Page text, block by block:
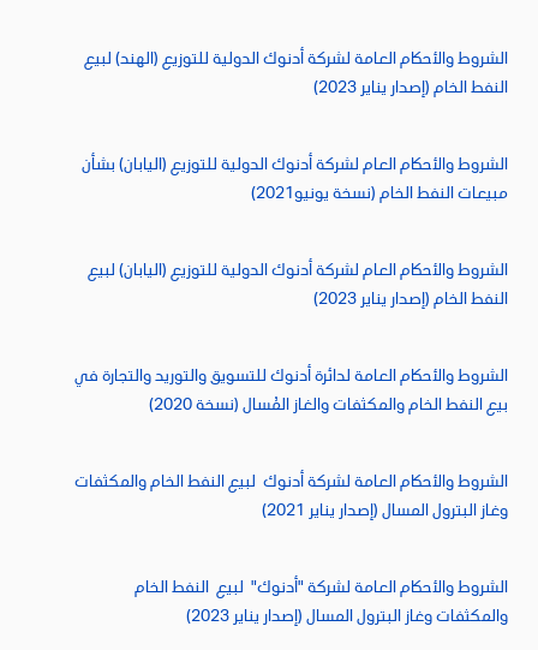
الشروط والأحكام العامة لشركة أدنوك الدولية للتوزيع (الهند) لبيع
النفط الخام (إصدار يناير 2023)
الشروط والأحكام العام لشركة أدنوك الدولية للتوزيع (اليابان) بشأن
مبيعات النفط الخام (نسخة يونيو2021)
الشروط والأحكام العام لشركة أدنوك الدولية للتوزيع (اليابان) لبيع
النفط الخام (إصدار يناير 2023)
الشروط والأحكام العامة لدائرة أدنوك للتسويق والتوريد والتجارة في
بيع النفط الخام والمكثفات والغاز المُسال (نسخة 2020)
الشروط والأحكام العامة لشركة أدنوك لبيع النفط الخام والمكثفات
وغاز البترول المسال (إصدار يناير 2021)
الشروط والأحكام العامة لشركة "أدنوك" لبيع النفط الخام
والمكثفات وغاز البترول المسال (إصدار يناير 2023)